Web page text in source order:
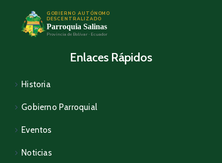
Transparencia
Rendición
Noticias
Eventos
GOBIERNO AUTÓNOMO
DESCENTRALIZADO
Parroquia Salinas
Provincia de Bolívar · Ecuador
Enlaces Rápidos
Historia
Gobierno Parroquial
Eventos
Noticias